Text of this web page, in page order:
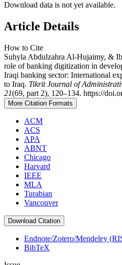
Download data is not yet available.
Article Details
How to Cite
Suhyla Abdulzahra Al-Hujaimy, &
role of banking digitization in
Iraqi banking sector: International
to Iraq. Tikrit Journal of
21(69, part 2), 120–134. https://
More Citation Formats
ACM
ACS
APA
ABNT
Chicago
Harvard
IEEE
MLA
Turabian
Vancouver
Download Citation
Endnote/Zotero/Mendeley
BibTeX